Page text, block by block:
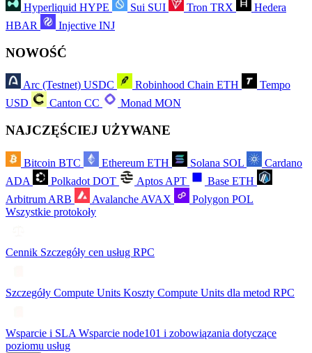
Hyperliquid HYPE Sui SUI Tron TRX
Hedera
HBAR
Injective INJ
NOWOŚĆ
Arc (Testnet) USDC Robinhood Chain ETH
Tempo
USD
Canton CC Monad MON
NAJCZĘŚCIEJ UŻYWANE
Bitcoin BTC Ethereum ETH Solana SOL
Cardano
ADA
Polkadot DOT Aptos APT Base ETH
Arbitrum ARB Avalanche AVAX Polygon POL
Wszystkie protokoły
Cennik Szczegóły cen usług RPC
Szczegóły Compute Units Koszty Compute Units dla metod RPC
Wsparcie i SLA Wsparcie node101 i zobowiązania dotyczące
poziomu usług